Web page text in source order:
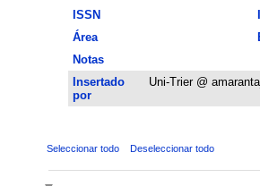
ISSN
Área
Notas
Insertado
por
Uni-Trier @
Seleccionar todo Deseleccionar todo